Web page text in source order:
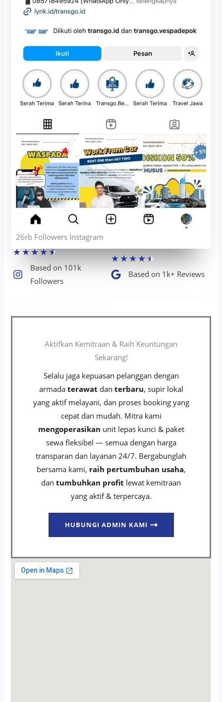
26rb Followers Instagram
★★★★★
Based on 101k
Followers​
★★★★★
Based on 1k+ Reviews​
Aktifkan Kemitraan & Raih Keuntungan
Sekarang!
Selalu jaga kepuasan pelanggan dengan
armada terawat dan terbaru, supir lokal
yang aktif melayani, dan proses booking yang
cepat dan mudah. Mitra kami
mengoperasikan unit lepas kunci & paket
sewa fleksibel — semua dengan harga
transparan dan layanan 24/7. Bergabunglah
bersama kami, raih pertumbuhan usaha,
dan tumbuhkan profit lewat kemitraan
yang aktif & terpercaya.
HUBUNGI ADMIN KAMI